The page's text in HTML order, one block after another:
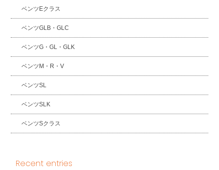
ベンツEクラス
ベンツGLB・GLC
ベンツG・GL・GLK
ベンツM・R・V
ベンツSL
ベンツSLK
ベンツSクラス
Recent entries